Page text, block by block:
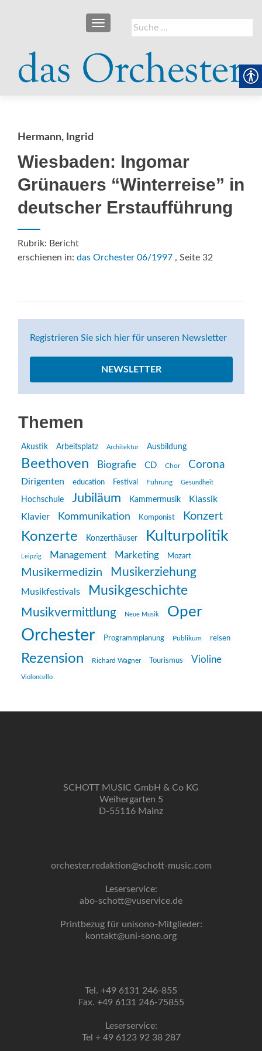
Suche
nach:
SCHALTE NAVIGATION
Hermann, Ingrid
Wiesbaden: Ingomar
Grünauers “Winterreise” in
deutscher Erstaufführung
Rubrik: Bericht
erschienen in: das Orchester 06/1997 , Seite 32
Registrieren Sie sich hier für unseren Newsletter
NEWSLETTER
Themen
Akustik Arbeitsplatz Architektur Ausbildung
Beethoven Biografie CD Chor Corona
Dirigenten education Festival Führung Gesundheit
Hochschule Jubiläum Kammermusik
Klassik
Klavier
Kommunikation Komponist Konzert
Konzerte Konzerthäuser Kulturpolitik
Leipzig Management Marketing Mozart
Musikermedizin Musikerziehung
Musikfestivals Musikgeschichte
Musikvermittlung Neue Musik Oper
Orchester Programmplanung Publikum reisen
Rezension Richard Wagner Tourismus Violine
Violoncello
SCHOTT MUSIC GmbH & Co KG
Weihergarten 5
D-55116 Mainz
orchester.redaktion@schott-music.com
Leserservice:
abo-schott@vuservice.de
Printbezug für unisono-Mitglieder:
kontakt@uni-sono.org
Tel. +49 6131 246-855
Fax. +49 6131 246-75855
Leserservice:
Tel + 49 6123 92 38 287